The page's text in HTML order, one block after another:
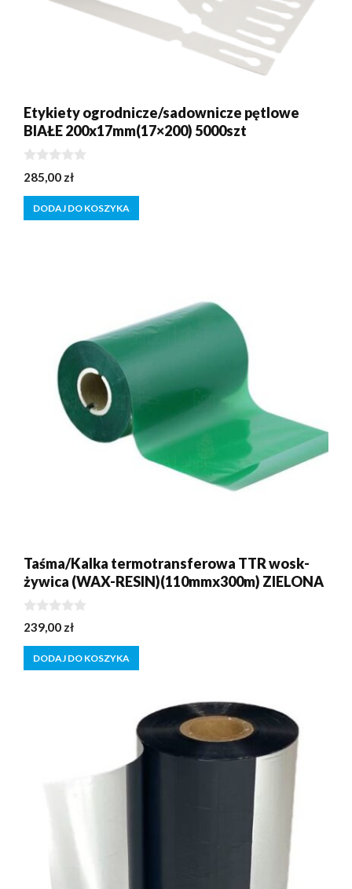
Etykiety ogrodnicze/sadownicze pętlowe
BIAŁE 200x17mm(17×200) 5000szt
0
z
5
285,00 zł
DODAJ DO KOSZYKA
Taśma/Kalka termotransferowa TTR wosk-
żywica (WAX-RESIN)(110mmx300m) ZIELONA
0
z
5
239,00 zł
DODAJ DO KOSZYKA